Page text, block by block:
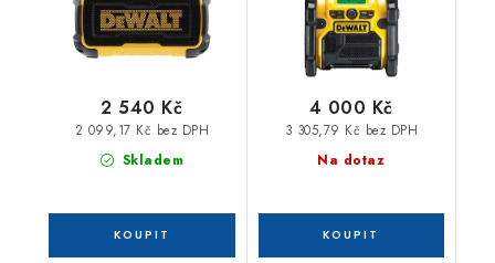
funkcí bluetooth
Skladem
2 099,17 Kč bez DPH
2 540 Kč
Na dotaz
3 305,79 Kč bez DPH
4 000 Kč